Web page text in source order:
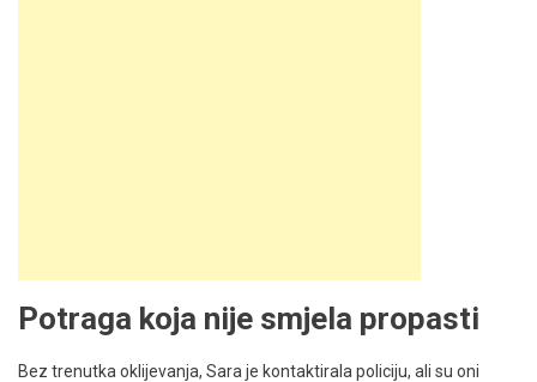
Potraga koja nije smjela propasti
Bez trenutka oklijevanja, Sara je kontaktirala policiju, ali su oni